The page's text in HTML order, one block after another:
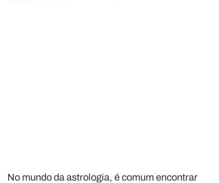
No mundo da astrologia, é comum encontrar